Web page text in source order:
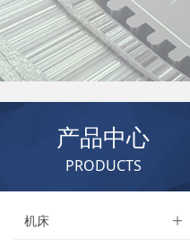
产品中心
PRODUCTS
ꄶ
机床